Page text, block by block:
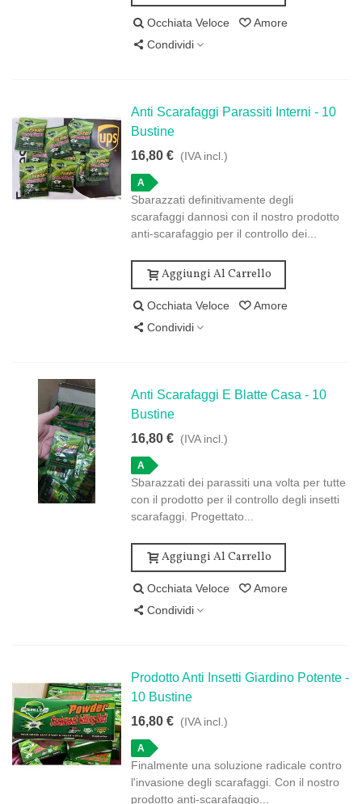
Occhiata Veloce
Amore
Condividi
Anti Scarafaggi Parassiti Interni - 10
Bustine
16,80 € (IVA incl.)
A
Sbarazzati definitivamente degli
scarafaggi dannosi con il nostro prodotto
anti-scarafaggio per il controllo dei...
Aggiungi Al Carrello
Occhiata Veloce
Amore
Condividi
Anti Scarafaggi E Blatte Casa - 10
Bustine
16,80 € (IVA incl.)
A
Sbarazzati dei parassiti una volta per tutte
con il prodotto per il controllo degli insetti
scarafaggi. Progettato...
Aggiungi Al Carrello
Occhiata Veloce
Amore
Condividi
Prodotto Anti Insetti Giardino Potente -
10 Bustine
16,80 € (IVA incl.)
A
Finalmente una soluzione radicale contro
l'invasione degli scarafaggi. Con il nostro
prodotto anti-scarafaggio...